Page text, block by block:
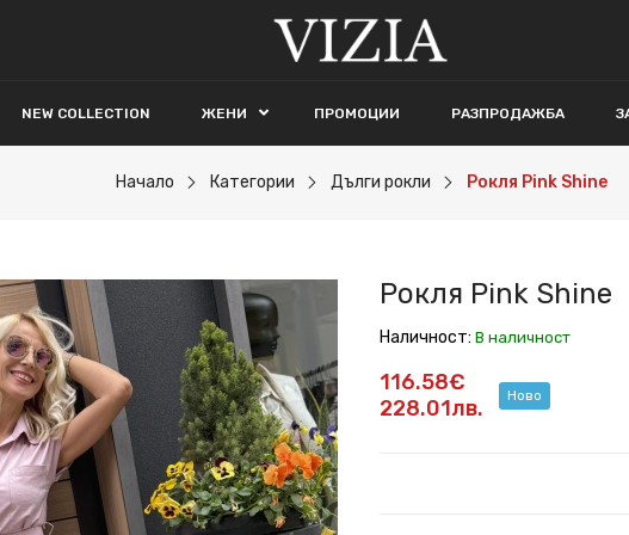
NEW COLLECTION ЖЕНИ ПРОМОЦИИ РАЗПРОДАЖБА
Начало Категории Дълги рокли Рокля Pink Shine
Рокля Pink Shine
Наличност: В наличност
116.58€
228.01лв.
Ново